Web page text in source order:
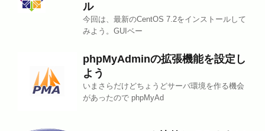
ル
今回は、最新のCentOS 7.2をインストールして
みよう。GUIベー
phpMyAdminの拡張機能を設定し
よう
いまさらだけどちょうどサーバ環境を作る機会
があったので phpMyAd